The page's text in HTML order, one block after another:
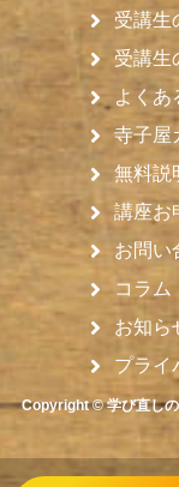
受講生
受講生
よくあ
寺子屋
無料説
講座お
お問い
コラム
お知ら
プライ
Copyright © 学び直し